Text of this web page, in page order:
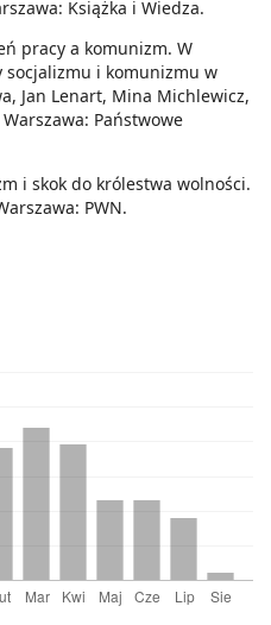
Książka i Wiedza.
pracy a komunizm. W
socjalizmu i komunizmu w
Jan Lenart, Mina Michlewicz,
Państwowe
i skok do królestwa wolności.
PWN.